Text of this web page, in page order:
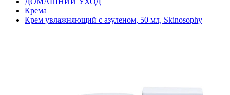
Крема
Крем увлажняющий с азуленом, 50 мл, Skinosophy